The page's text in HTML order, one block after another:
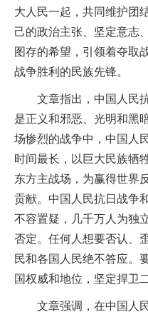
大人民一起，共同维护团
己的政治主张、坚定意志
图存的希望，引领着夺取
战争胜利的民族先锋。
文章指出，中国人民抗
是正义和邪恶、光明和黑
场惨烈的战争中，中国人
时间最长，以巨大民族牺
东方主战场，为赢得世界
贡献。中国人民抗日战争
不容置疑，几千万人为独
否定。任何人想要否认、
民和各国人民绝不答应。
国权威和地位，坚定捍卫
文章强调，在中国人民